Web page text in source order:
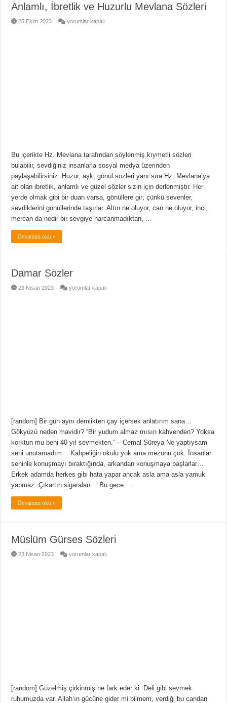
Anlamlı, İbretlik ve Huzurlu Mevlana Sözleri
25 Ekim 2023
Anlamlı,
yorumlar kapalı
Bu içerikte Hz. Mevlana tarafından söylenmiş kıymetli sözleri
bulabilir, sevdiğiniz insanlarla sosyal medya üzerinden
paylaşabilirsiniz. Huzur, aşk, gönül sözleri yanı sıra Hz. Mevlana’ya
ait olan ibretlik, anlamlı ve güzel sözler sizin için derlenmiştir. Her
yerde olmak gibi bir duan varsa, gönüllere gir; çünkü sevenler,
sevdiklerini gönüllerinde taşırlar. Altın ne oluyor, can ne oluyor, inci,
mercan da nedir bir sevgiye harcanmadıktan, …
Devamını oku »
Damar Sözler
23 Nisan 2023
Damar
yorumlar kapalı
[random] Bir gün aynı demlikten çay içersek anlatırım sana…
Gökyüzü neden mavidir? “Bir yudum almaz mısın kahvenden? Yoksa
korktun mu beni 40 yıl sevmekten.” – Cemal Süreya Ne yaptıysam
seni unutamadım… Kahpeliğin okulu yok ama mezunu çok. İnsanlar
seninle konuşmayı bıraktığında, arkandan konuşmaya başlarlar…
Erkek adamda herkes gibi hata yapar ancak asla ama asla yamuk
yapmaz. Çıkartın sigaraları… Bu gece …
Devamını oku »
Müslüm Gürses Sözleri
23 Nisan 2023
Müslüm
yorumlar kapalı
[random] Güzelmiş çirkinmiş ne fark eder ki. Deli gibi sevmek
ruhumuzda var. Allah’ın gücüne gider mi bilmem, verdiği bu candan